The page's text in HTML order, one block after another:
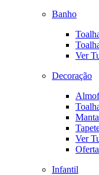
Banho
Ver
Decoração
Ver
Infantil